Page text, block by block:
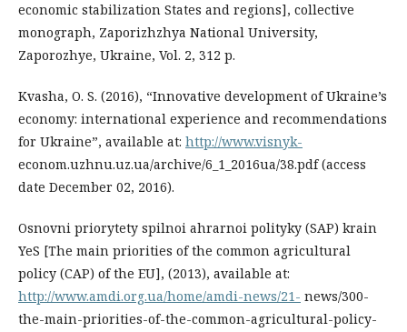
economic stabilization States and regions], collective
monograph, Zaporizhzhya National University,
Zaporozhye, Ukraine, Vol. 2, 312 p.
Kvasha, O. S. (2016), “Innovative development of Ukraine’s
economy: international experience and recommendations
for Ukraine”, available at: http://www.visnyk-
econom.uzhnu.uz.ua/archive/6_1_2016ua/38.pdf (access
date December 02, 2016).
Osnovni priorytety spilnoi ahrarnoi polityky (SAP) krain
YeS [The main priorities of the common agricultural
policy (CAP) of the EU], (2013), available at:
http://www.amdi.org.ua/home/amdi-news/21- news/300-
the-main-priorities-of-the-common-agricultural-policy-